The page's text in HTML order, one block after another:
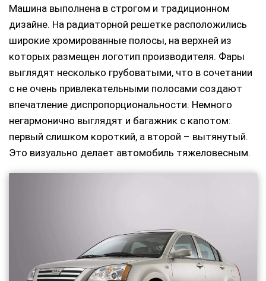
Машина выполнена в строгом и традиционном
дизайне. На радиаторной решетке расположились
широкие хромированные полосы, на верхней из
которых размещен логотип производителя. Фары
выглядят несколько грубоватыми, что в сочетании
с не очень привлекательными полосами создают
впечатление диспропорциональности. Немного
негармонично выглядят и багажник с капотом:
первый слишком короткий, а второй – вытянутый.
Это визуально делает автомобиль тяжеловесным.